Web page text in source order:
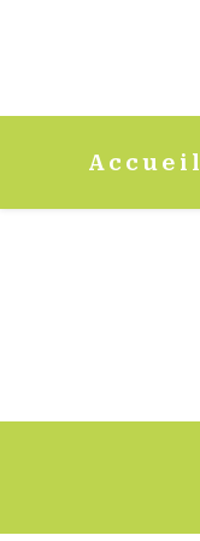
Accueil